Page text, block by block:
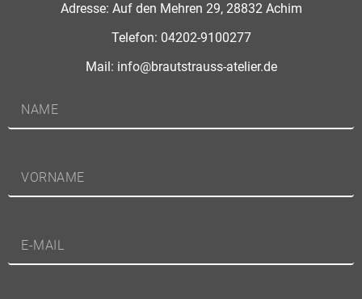
Adresse: Auf den Mehren 29, 28832 Achim
Telefon: 04202-9100277
Mail: info@brautstrauss-atelier.de